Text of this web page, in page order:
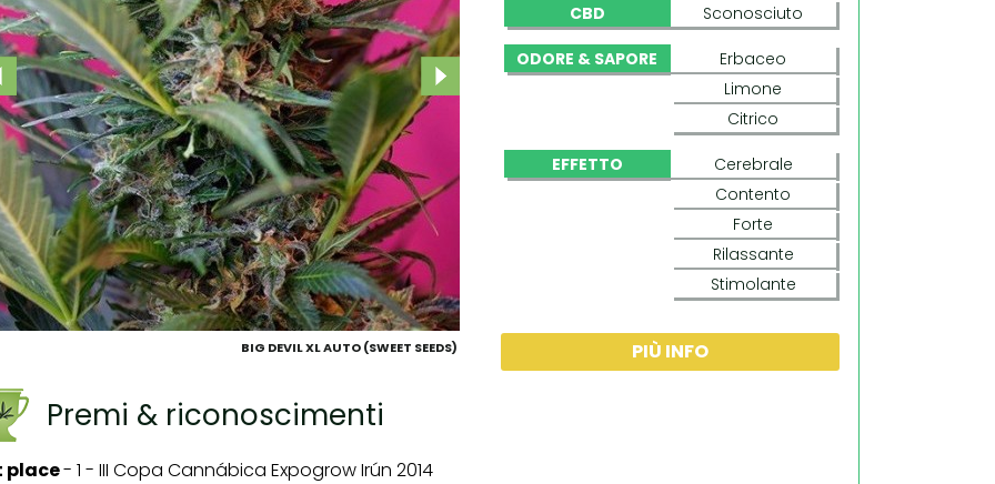
BIG DEVIL XL AUTO (SWEET SEEDS)
CBD Sconosciuto
ODORE & SAPORE
Erbaceo
Limone
Citrico
EFFETTO
Cerebrale
Contento
Forte
Rilassante
Stimolante
PIÙ INFO
Premi & riconoscimenti
place- 1 - III Copa Cannábica Expogrow Irún 2014